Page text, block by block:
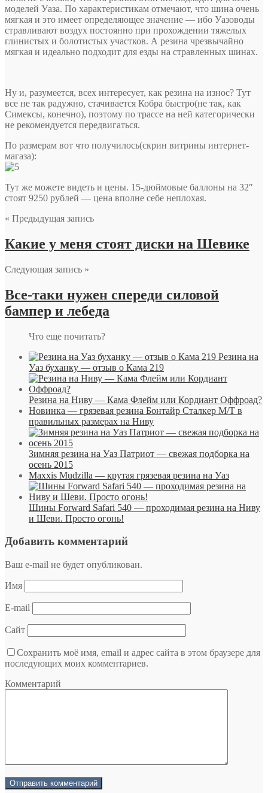
моделей Уаза. По характеристикам отмечают, что шина очень
мягкая и это имеет определяющее значение — ибо Уазоводы
стравливают воздух постоянно при прохождении тяжелых
глинистых и болотистых участков. А резина чрезвычайно
мягкая и идеально подходит для езды на стравленных шинах.
Ну и, разумеется, всех интересует, как резина на износ? Тут
все не так радужно, стачивается Кобра быстро(не так, как
Симексы, конечно), поэтому по трассе на ней категорически
не рекомендуется передвигаться.
По размерам вот что получилось(скрин витрины интернет-
магаза):
Тут же можете видеть и цены. 15-дюймовые баллоны на 32″
стоят 9250 рублей — цена вполне себе неплохая.
« Предыдущая запись
Какие у меня стоят диски на Шевике
Следующая запись »
Все-таки нужен спереди силовой
бампер и лебеда
Что еще почитать?
Резина на
Уаз буханку — отзыв о Кама 219
Резина на Ниву — Кама Флейм или Кордиант Оффроад?
Новинка — грязевая резина Бонтайр Сталкер М/Т в
правильных размерах на Ниву
Зимняя резина на Уаз Патриот — свежая подборка на
осень 2015
Maxxis Mudzilla — крутая грязевая резина на Уаз
Шины Forward Safari 540 — проходимая резина на Ниву
и Шеви. Просто огонь!
Добавить комментарий
Ваш e-mail не будет опубликован.
Имя
E-mail
Сайт
Сохранить моё имя, email и адрес сайта в этом браузере для
последующих моих комментариев.
Комментарий